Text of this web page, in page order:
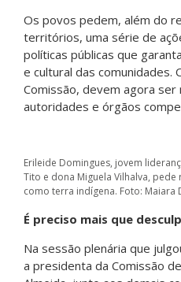
Os povos pedem, além do
territórios, uma série de
políticas públicas que
e cultural das comunidades.
Comissão, devem agora ser
autoridades e órgãos
Erileide Domingues, jovem
Tito e dona Miguela Vilhalva,
como terra indígena. Foto: Maiara
É preciso mais que
Na sessão plenária que
a presidenta da Comissão